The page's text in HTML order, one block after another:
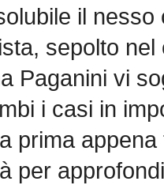
il
sepolto nel
Paganini vi
i casi in
prima
per